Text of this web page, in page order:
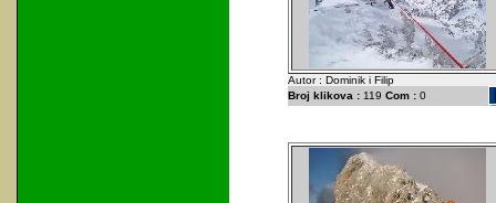
Autor : Dominik i Filip
Broj klikova :119 Com :0